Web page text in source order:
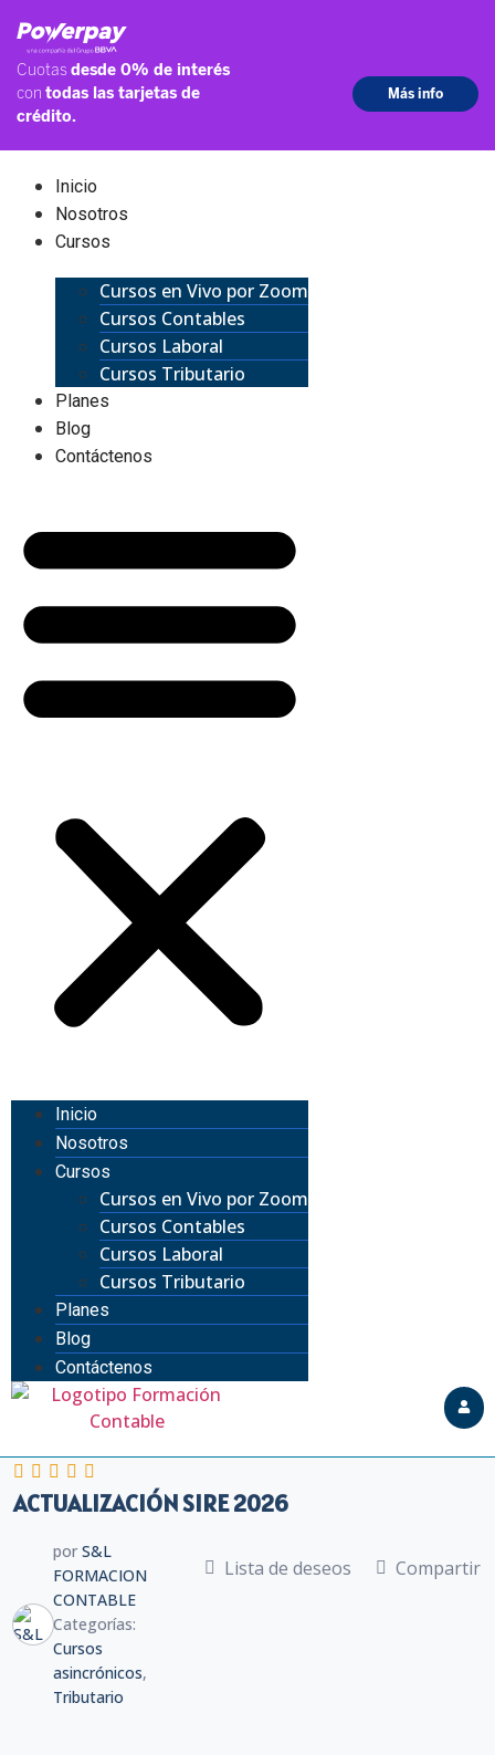
Inicio
Nosotros
Cursos
Cursos en Vivo por Zoom
Cursos Contables
Cursos Laboral
Cursos Tributario
Planes
Blog
Contáctenos
Inicio
Nosotros
Cursos
Cursos en Vivo por Zoom
Cursos Contables
Cursos Laboral
Cursos Tributario
Planes
Blog
Contáctenos
ACTUALIZACIÓN SIRE 2026
por S&L
FORMACION
CONTABLE
Categorías:
Cursos
asincrónicos,
Tributario
Lista de deseos Compartir